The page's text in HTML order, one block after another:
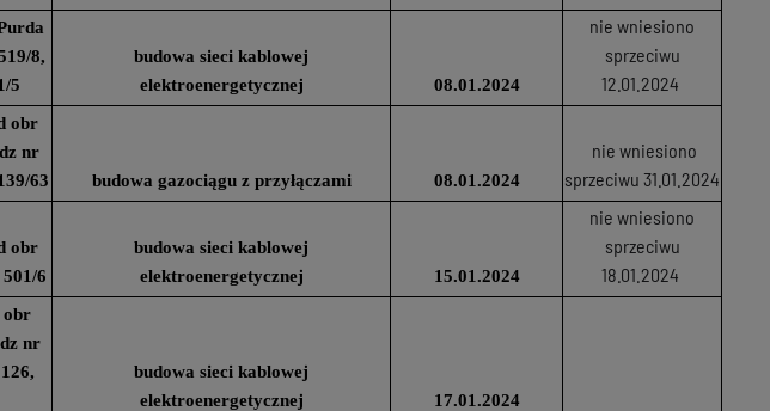
8,
5
budowa sieci kablowej
elektroenergetycznej
08.01.2024
nie wniesiono
sprzeciwu
12.01.2024
obr
nr
63
budowa gazociągu z przyłączami 08.01.2024
nie wniesiono
sprzeciwu 31.01.2024
obr
6
budowa sieci kablowej
elektroenergetycznej
15.01.2024
nie wniesiono
sprzeciwu
18.01.2024
obr
nr
budowa sieci kablowej
elektroenergetycznej
17.01.2024